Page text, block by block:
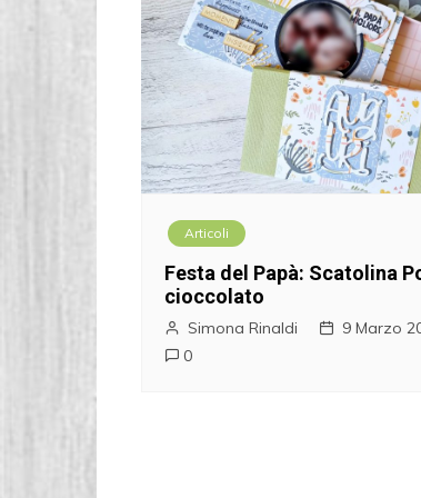
Articoli
Festa del Papà: Scatolina
cioccolato
Simona Rinaldi
9 Marzo
0